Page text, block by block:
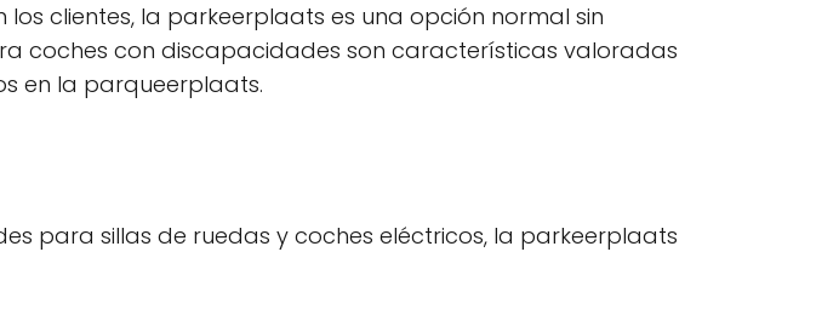
los clientes, la parkeerplaats es una opción normal sin
coches con discapacidades son características valoradas
en la parqueerplaats.
para sillas de ruedas y coches eléctricos, la parkeerplaats